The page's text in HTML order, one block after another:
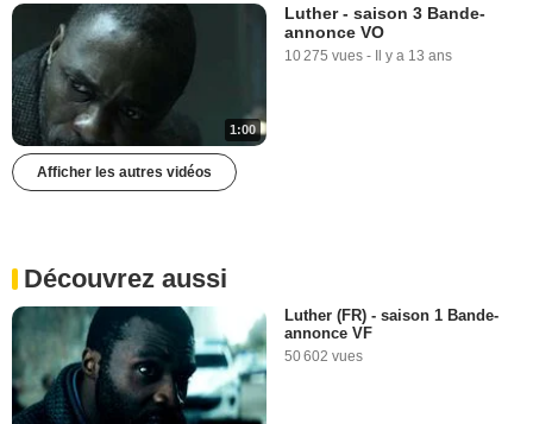
1:00
Luther - saison 3 Bande-
annonce VO
10 275 vues - Il y a 13 ans
Afficher les autres vidéos
Découvrez aussi
Luther (FR) - saison 1 Bande-
annonce VF
50 602 vues